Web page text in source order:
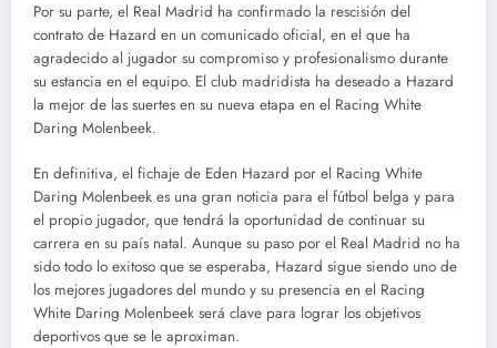
Por su parte, el Real Madrid ha confirmado la rescisión del
contrato de Hazard en un comunicado oficial, en el que ha
agradecido al jugador su compromiso y profesionalismo durante
su estancia en el equipo. El club madridista ha deseado a Hazard
la mejor de las suertes en su nueva etapa en el Racing White
Daring Molenbeek.
En definitiva, el fichaje de Eden Hazard por el Racing White
Daring Molenbeek es una gran noticia para el fútbol belga y para
el propio jugador, que tendrá la oportunidad de continuar su
carrera en su país natal. Aunque su paso por el Real Madrid no ha
sido todo lo exitoso que se esperaba, Hazard sigue siendo uno de
los mejores jugadores del mundo y su presencia en el Racing
White Daring Molenbeek será clave para lograr los objetivos
deportivos que se le aproximan.